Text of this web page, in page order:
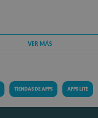
VER MÁS
TIENDAS DE APPS APPS LITE